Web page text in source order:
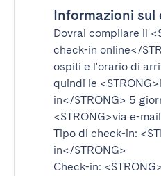
Informazioni sul
Dovrai compilare il
check-in online</
ospiti e l'orario di
quindi le
in</STRONG> 5
<STRONG>via e-
Tipo di check-in:
in</STRONG>
Check-in: